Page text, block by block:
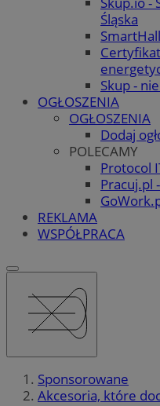
Śląska
Skup -
OGŁOSZENIA
OGŁOSZENIA
Dodaj
POLECAMY
Protocol
Pracuj.pl
REKLAMA
WSPÓŁPRACA
Sponsorowane
Akcesoria, które